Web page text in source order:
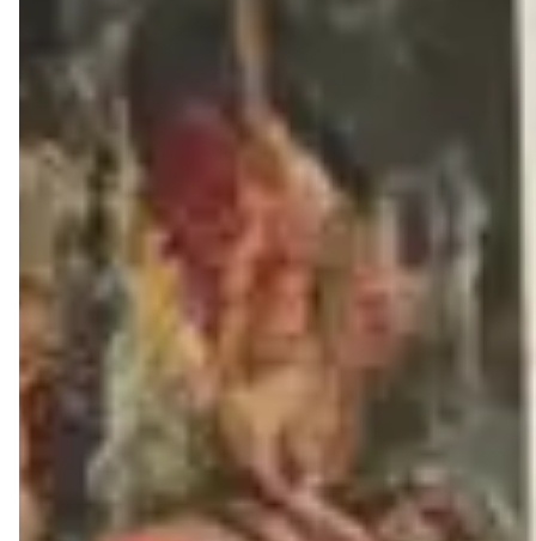
FEITOS EM COURO LEGÍTIMO BRASILEIRO PARA
GARANTIR CONFORTO, DURABILIDADE E ESTILO.
AS MUITAS VANTAGENS DE COMPRAR UM SAPATO
DE COURO LEGÍTIMO LIAZZI SHOES:
1- DURABILIDADE
Um dos principais motivos para escolher um calçado em
couro legítimo é a sua alta durabilidade. O couro é um
material firme, resistente e ao mesmo tempo maleável, o
que proporciona maior conforto e uma vida útil mais
longa.
2- TRANSPIRAÇÃO